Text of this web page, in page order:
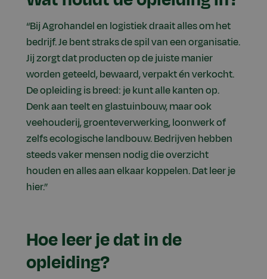
“Bij Agrohandel en logistiek draait alles om het
bedrijf. Je bent straks de spil van een organisatie.
Jij zorgt dat producten op de juiste manier
worden geteeld, bewaard, verpakt én verkocht.
De opleiding is breed: je kunt alle kanten op.
Denk aan teelt en glastuinbouw, maar ook
veehouderij, groenteverwerking, loonwerk of
zelfs ecologische landbouw. Bedrijven hebben
steeds vaker mensen nodig die overzicht
houden en alles aan elkaar koppelen. Dat leer je
hier.”
Hoe leer je dat in de
opleiding?